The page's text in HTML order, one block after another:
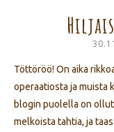
Töttöröö! On aika
operaatiosta ja muista
blogin puolella on
melkoista tahtia, ja